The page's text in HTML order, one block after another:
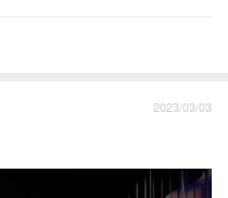
2023/03/03